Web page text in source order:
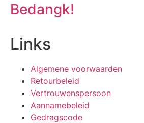
Bedangk!
Links
Algemene voorwaarden
Retourbeleid
Vertrouwenspersoon
Aannamebeleid
Gedragscode